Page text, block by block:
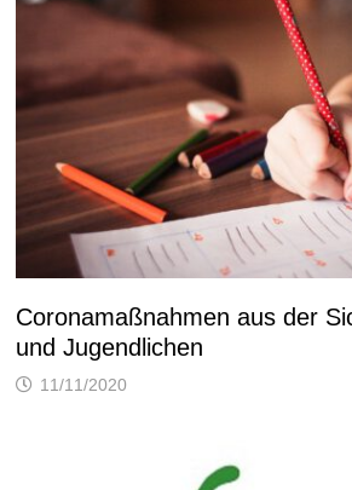
Coronamaßnahmen aus der
und Jugendlichen
11/11/2020